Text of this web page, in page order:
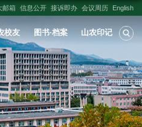
科学研究